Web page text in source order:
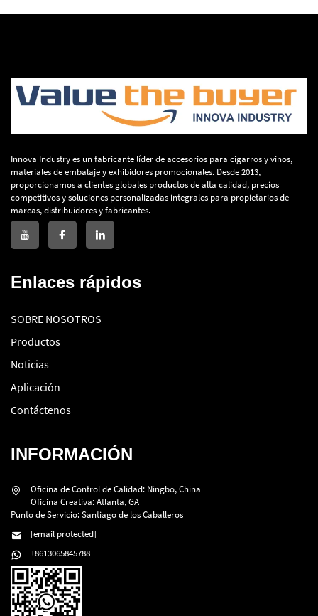
Innova Industry es un fabricante líder de accesorios para cigarros y vinos,
materiales de embalaje y exhibidores promocionales. Desde 2013,
proporcionamos a clientes globales productos de alta calidad, precios
competitivos y soluciones personalizadas integrales para propietarios de
marcas, distribuidores y fabricantes.
Enlaces rápidos
SOBRE NOSOTROS
Productos
Noticias
Aplicación
Contáctenos
INFORMACIÓN
Oficina de Control de Calidad: Ningbo, China
Oficina Creativa: Atlanta, GA
Punto de Servicio: Santiago de los Caballeros
[email protected]
+8613065845788